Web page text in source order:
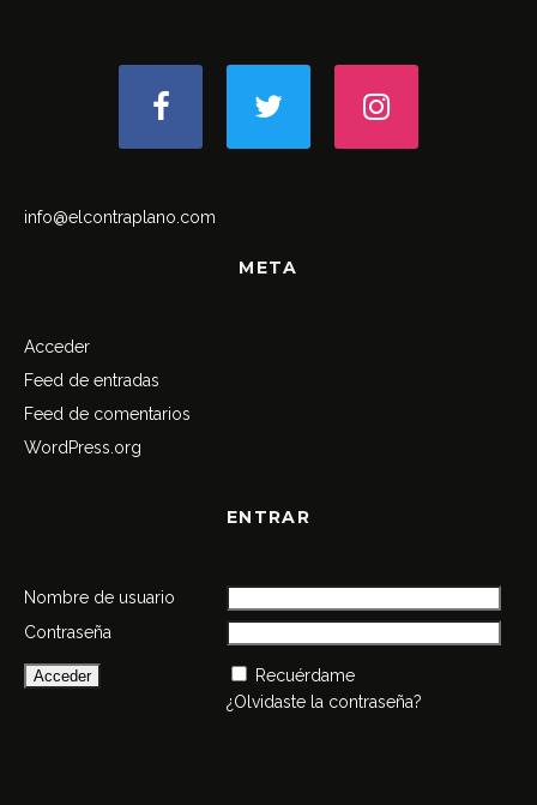
info@elcontraplano.com
META
Acceder
Feed de entradas
Feed de comentarios
WordPress.org
ENTRAR
Nombre de usuario
Contraseña
Recuérdame
¿Olvidaste la contraseña?